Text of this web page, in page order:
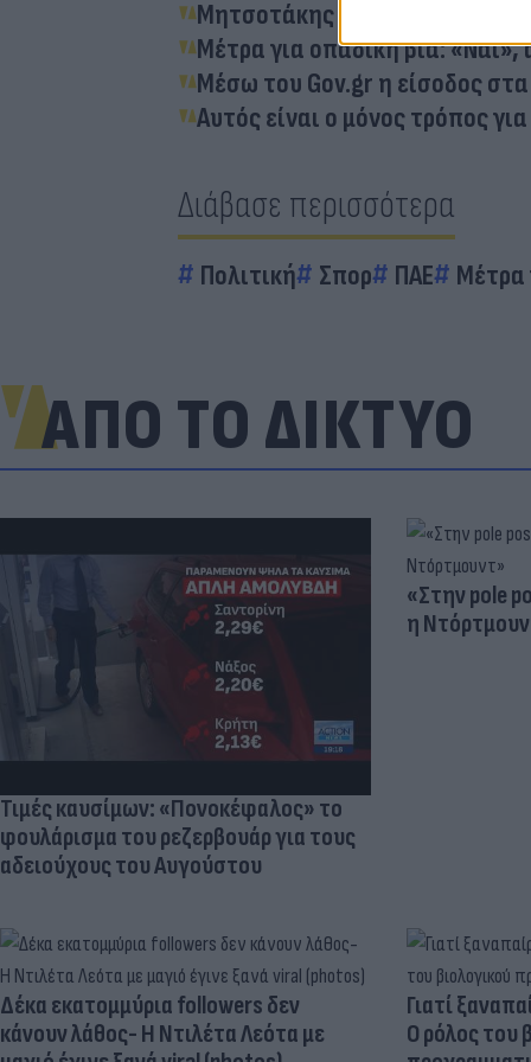
Μητσοτάκης για οπαδική βία:
Μέτρα για οπαδική βία:
Μέσω του Gov.gr η είσοδος
Αυτός είναι ο μόνος τρόπος
Διάβασε περισσότερα
Πολιτική Σπορ ΠΑΕ Μέτρα
ΑΠΟ ΤΟ ΔΙΚΤΥΟ
Τιμές καυσίμων: «Πονοκέφαλος» το
φουλάρισμα του ρεζερβουάρ για τους
αδειούχους του Αυγούστου
«Στην pole
η
Δέκα εκατομμύρια followers δεν
κάνουν λάθος- Η Ντιλέτα Λεότα με
Γιατί
Ο ρόλος του